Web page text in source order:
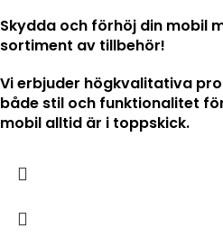
Skydda och förhöj din mobil
sortiment av tillbehör!
Vi erbjuder högkvalitativa
både stil och funktionalitet
mobil alltid är i toppskick.